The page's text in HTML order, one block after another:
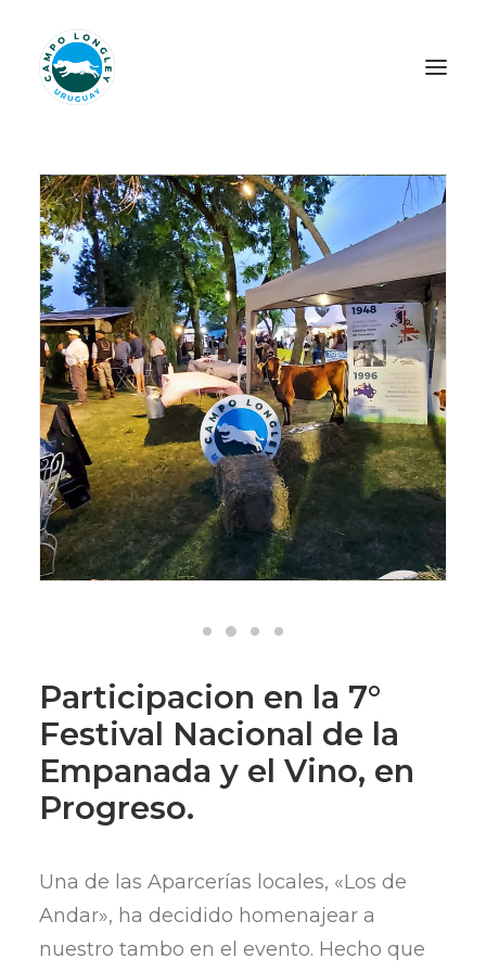
INICIO
NOSOTROS
LONGLEY HERITAGE
PILARES
JERSEY
NOVEDADES
PROYECTOS
Participacion en la 7°
Festival Nacional de la
Empanada y el Vino, en
Progreso.
Una de las Aparcerías locales, «Los de
Andar», ha decidido homenajear a
nuestro tambo en el evento. Hecho que